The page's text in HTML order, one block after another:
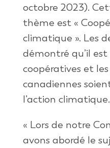
octobre 2023).
thème est«
climatique ». Les
démontré qu’il est
coopératives et les
canadiennes
l’action climatique.
« Lors de notre
avons abordé le